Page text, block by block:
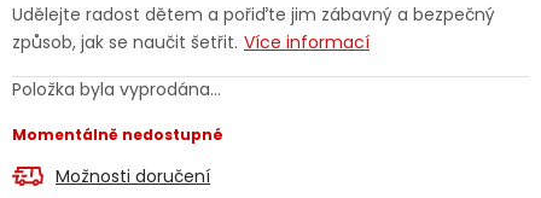
Jaký je aktuální stav mé objednávky?
Servis nářadí Hodnocení obchodu
Udělejte radost dětem a pořiďte jim zábavný a bezpečný
způsob, jak se naučit šetřit. Více informací
Položka byla vyprodána…
Momentálně nedostupné
Možnosti doručení